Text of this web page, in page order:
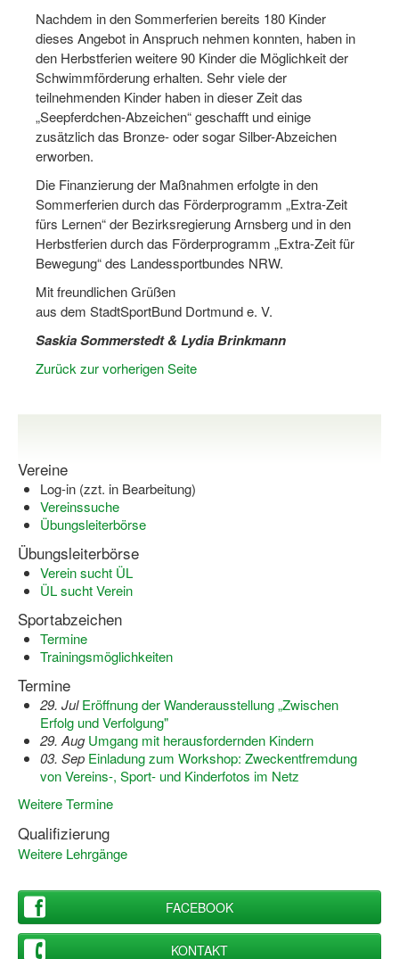
Sport im Ganztag
Sport vor Ort
Integration durch Sport
NRW bewegt seine KINDER!
Bewegt zu Hause
Bewegt ÄLTER werden in NRW!
Bewegt GESUND bleiben in NRW!
Aktionen zu "Bewegt Älter werden" / "Bewegt gesund
Bewegungsmodel
SSB-Sport
Gymnastik und Entspannung für Frauen
Wassergymnastik / Aqua-Step
Reha-Sportangebote in NRW suchen
Sportjugend
Wir über uns "Leitbild"
Vorstand Sportjugend
Vereinsentwicklung – Zeig dein Profil
Ferienfreizeiten
Sporthelferforum
Kinder- und Jugendqualifizierung
Kinderschutz im Sport
Nachdem in den Sommerferien bereits 180 Kinder
dieses Angebot in Anspruch nehmen konnten, haben in
den Herbstferien weitere 90 Kinder die Möglichkeit der
Schwimmförderung erhalten. Sehr viele der
teilnehmenden Kinder haben in dieser Zeit das
„Seepferdchen-Abzeichen“ geschafft und einige
zusätzlich das Bronze- oder sogar Silber-Abzeichen
erworben.
Die Finanzierung der Maßnahmen erfolgte in den
Sommerferien durch das Förderprogramm „Extra-Zeit
fürs Lernen“ der Bezirksregierung Arnsberg und in den
Herbstferien durch das Förderprogramm „Extra-Zeit für
Bewegung“ des Landessportbundes NRW.
Mit freundlichen Grüßen
aus dem StadtSportBund Dortmund e. V.
Saskia Sommerstedt & Lydia Brinkmann
Zurück zur vorherigen Seite
Vereine
Log-in (zzt. in Bearbeitung)
Vereinssuche
Übungsleiterbörse
Übungsleiterbörse
Verein sucht ÜL
ÜL sucht Verein
Sportabzeichen
Termine
Trainingsmöglichkeiten
Termine
29. Jul Eröffnung der Wanderausstellung „Zwischen
Erfolg und Verfolgung"
29. Aug Umgang mit herausfordernden Kindern
03. Sep Einladung zum Workshop: Zweckentfremdung
von Vereins-, Sport- und Kinderfotos im Netz
Weitere Termine
Qualifizierung
Weitere Lehrgänge
FACEBOOK
KONTAKT